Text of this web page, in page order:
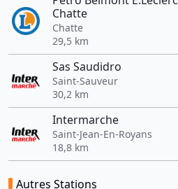
Chatte
Chatte
29,5 km
Sas Saudidro
Saint-Sauveur
30,2 km
Intermarche
Saint-Jean-En-Royans
18,8 km
Autres Stations